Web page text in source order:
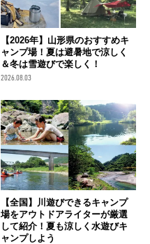
【2026年】山形県のおすすめキ
ャンプ場！夏は避暑地で涼しく
＆冬は雪遊びで楽しく！
2026.08.03
【全国】川遊びできるキャンプ
場をアウトドアライターが厳選
して紹介！夏も涼しく水遊びキ
ャンプしよう